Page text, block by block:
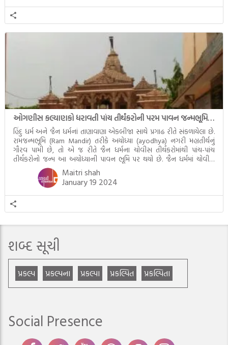
ઓગણીસ કલ્યાણકો ધરાવતી પાંચ તીર્થંકરોની પરમ પાવન જન્મભૂમિ – અયોધ્યા (Ayodhya)
હિંદુ ધર્મ અને જૈન ધર્મનાં તાણાવાણા એકબીજા સાથે પ્રગાઢ રીતે સંકળાયેલા છે.
રામજન્મભૂમિ (Ram Mandir) તરીકે અયોધ્યા (ayodhya) નગરી મહાતીર્થનું
ગૌરવ પામી છે, તો એ જ રીતે જૈન ધર્મના ચોવીસ તીર્થંકરોમાંથી પાંચ-પાંચ
તીર્થંકરોનો જન્મ આ અયોધ્યાની પાવન ભૂમિ પર થયો છે. જૈન ધર્મમાં ચોવીસ
તીર્થંકરોમાંથી પાંચ-પાંચ તીર્થંકરોનાં કલ્યાણકો અહીં આવ્યાં છે. દરેક તીર્થંકરના
જીવનની ચ્યવન(માતાના […]
Maitri shah
January 19 2024
શબ્દ સૂચી
પ્રકલ્પ પ્રકલ્પના પ્રકલ્પા પ્રકલ્પિત પ્રકલ્પિતા
Social Presence